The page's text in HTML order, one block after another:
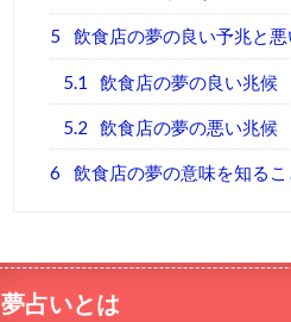
5 飲食店の夢の良い予兆と
5.1 飲食店の夢の良い兆候
5.2 飲食店の夢の悪い兆候
6 飲食店の夢の意味を知る
夢占いとは